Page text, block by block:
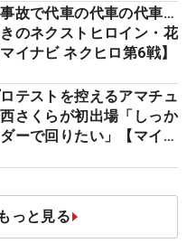
いです」
故で代車の代車の代車…
のネクストヒロイン・花
イナビ ネクヒロ第6戦】
テストを控えるアマチュ
さくらが初出場「しっか
ーで回りたい」【マイナ
っと見る